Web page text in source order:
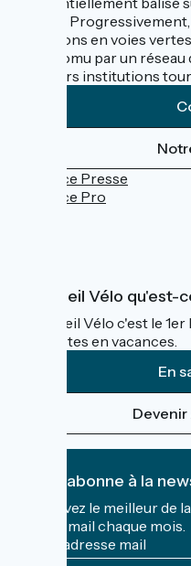
trafic.
sections en voies
et promu par un
et leurs institutions
Espace Presse
Espace Pro
Accueil Vélo qu'est-
Accueil Vélo c'est le
cyclistes en vacances.
En
Je m'abonne à la
Recevez le meilleur de
boîte mail chaque mois.
Mon adresse mail